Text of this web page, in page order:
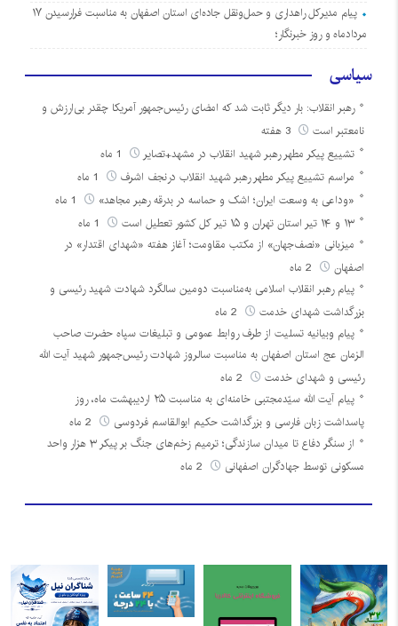
پیام مدیرکل راهداری و حمل‌ونقل جاده‌ای استان اصفهان به مناسبت فرارسیدن ۱۷
مردادماه و روز خبرنگار؛
سیاسی
رهبر انقلاب: بار دیگر ثابت شد که امضای رئیس‌جمهور آمریکا چقدر بی‌ارزش و
نامعتبر است
3 هفته
تشییع پیکر مطهر رهبر شهید انقلاب در مشهد+تصایر
مراسم تشییع پیکر مطهر رهبر شهید انقلاب درنجف اشرف
«وداعی به وسعت ایران؛ اشک و حماسه در بدرقه رهبر مجاهد»
۱۳ و ۱۴ تیر استان تهران و ۱۵ تیر کل کشور تعطیل است
میزبانی «نصف‌جهان» از مکتب مقاومت؛ آغاز هفته «شهدای اقتدار» در
اصفهان
پیام رهبر انقلاب اسلامی به‌مناسبت دومین سالگرد شهادت شهید رئیسی و
بزرگداشت شهدای خدمت
پیام وبیانیه تسلیت از طرف روابط عمومی و تبلیغات سپاه حضرت صاحب
الزمان عج استان اصفهان به مناسبت سالروز شهادت رئیس‌جمهور شهید آیت الله
رئیسی و شهدای خدمت
پیام آیت الله سیّدمجتبی خامنه‌ای به مناسبت ۲۵ اردیبهشت ماه، روز
پاسداشت زبان فارسی و بزرگداشت حکیم ابوالقاسم فردوسی
از سنگر دفاع تا میدان سازندگی؛ ترمیم زخم‌های جنگ بر پیکر ۳ هزار واحد
مسکونی توسط جهادگران اصفهانی